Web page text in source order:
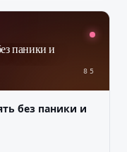
паники и
85
без паники и